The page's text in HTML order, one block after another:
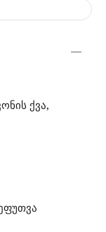
ქვა,